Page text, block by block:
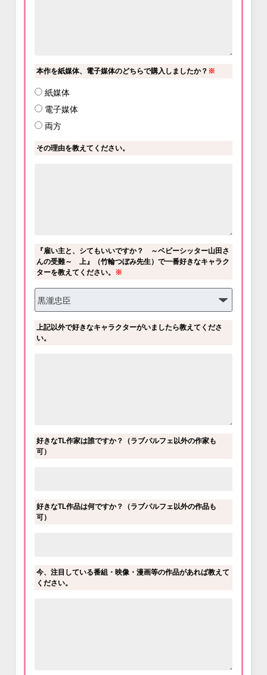
本作を紙媒体、電子媒体のどちらで購入しましたか？ ※
紙媒体
電子媒体
両方
その理由を教えてください。
『雇い主と、シてもいいですか？ ～ベビーシッター山田さ
んの受難～ 上』（竹輪つぼみ先生）で一番好きなキャラク
ターを教えてください。 ※
上記以外で好きなキャラクターがいましたら教えてくださ
い。
好きなTL作家は誰ですか？（ラブパルフェ以外の作家も
可）
好きなTL作品は何ですか？（ラブパルフェ以外の作品も
可）
今、注目している番組・映像・漫画等の作品があれば教えて
ください。